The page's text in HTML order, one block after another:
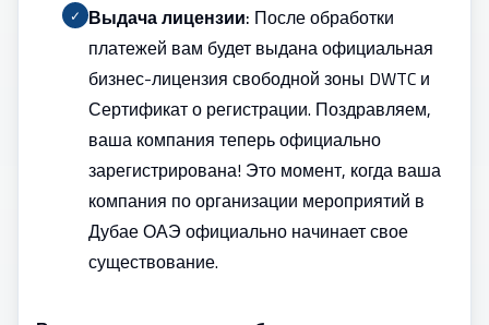
✓ Выдача лицензии: После обработки
платежей вам будет выдана официальная
бизнес-лицензия свободной зоны DWTC и
Сертификат о регистрации. Поздравляем,
ваша компания теперь официально
зарегистрирована! Это момент, когда ваша
компания по организации мероприятий в
Дубае ОАЭофициально начинает свое
существование.